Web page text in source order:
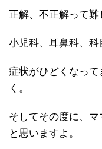
正解、不正解って難
小児科、耳鼻科、科
症状がひどくなっ
く。
そしてその度に、
と思いますよ。